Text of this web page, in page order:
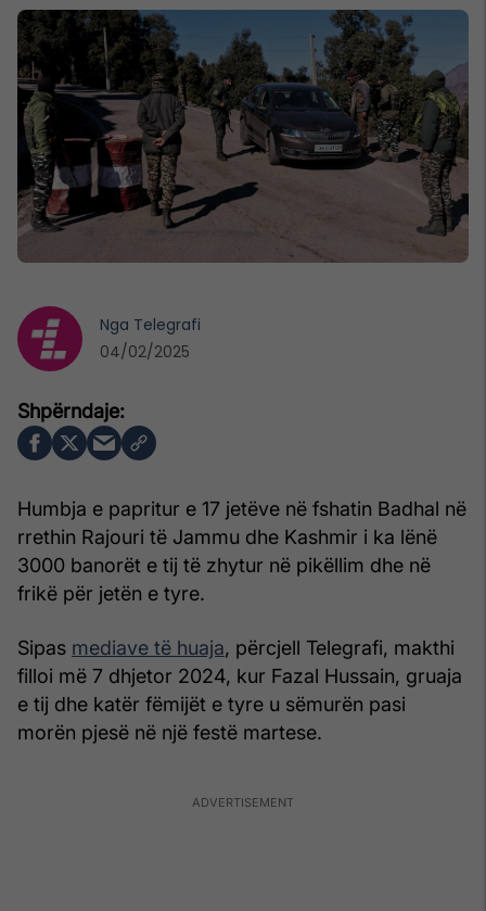
Humbja e papritur e 17 jetëve në fshatin Badhal në
rrethin Rajouri të Jammu dhe Kashmir i ka lënë
3000 banorët e tij të zhytur në pikëllim dhe në
frikë për jetën e tyre.
Sipas mediave të huaja, përcjell Telegrafi, makthi
filloi më 7 dhjetor 2024, kur Fazal Hussain, gruaja
e tij dhe katër fëmijët e tyre u sëmurën pasi
morën pjesë në një festë martese.
Nga Telegrafi
04/02/2025